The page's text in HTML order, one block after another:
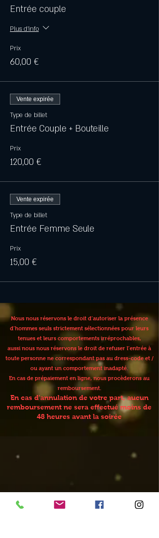
Entrée couple
Plus d'info
Prix
60,00 €
Vente expirée
Type de billet
Entrée Couple + Bouteille
Prix
120,00 €
Vente expirée
Type de billet
Entrée Femme Seule
Prix
15,00 €
Nous nous réservons le droit d’autoriser la présence
d’hommes seuls strictement sélectionnées pour leurs
tenues et leurs comportements irréprochables,
aussi nous nous réservons le droit de refuser l’entrée à
toute personne ne correspondant pas au dress-code et /
ou ayant un comportement inadapté.
En cas de prépaiement en ligne, nous procèderons au
remboursement.
En cas d'annulation de votre part, aucun
remboursement ne sera effectué moins de
48 heures avant la soirée